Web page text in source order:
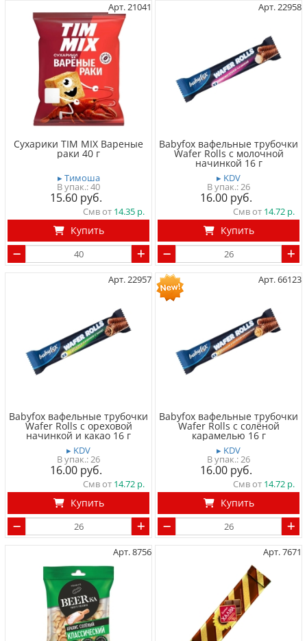
Арт. 21041
Сухарики TIM MIX Вареные
раки 40 г
▸ Тимоша
40
15.60
Смв от 14.35
Купить
Арт. 22958
Babyfox вафельные трубочки
Wafer Rolls с молочной
начинкой 16 г
▸ KDV
26
16.00
Смв от 14.72
Купить
Арт. 22957
Babyfox вафельные трубочки
Wafer Rolls с ореховой
начинкой и какао 16 г
▸ KDV
26
16.00
Смв от 14.72
Купить
Арт. 66123
Babyfox вафельные трубочки
Wafer Rolls с солёной
карамелью 16 г
▸ KDV
26
16.00
Смв от 14.72
Купить
Арт. 8756 Арт. 7671